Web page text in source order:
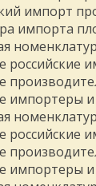
импорт
импорта
и
и